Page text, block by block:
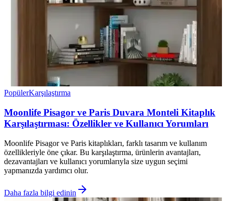
PopülerKarşılaştırma
Moonlife Pisagor ve Paris Duvara Monteli Kitaplık
Karşılaştırması: Özellikler ve Kullanıcı Yorumları
Moonlife Pisagor ve Paris kitaplıkları, farklı tasarım ve kullanım
özellikleriyle öne çıkar. Bu karşılaştırma, ürünlerin avantajları,
dezavantajları ve kullanıcı yorumlarıyla size uygun seçimi
yapmanızda yardımcı olur.
Daha fazla bilgi edinin